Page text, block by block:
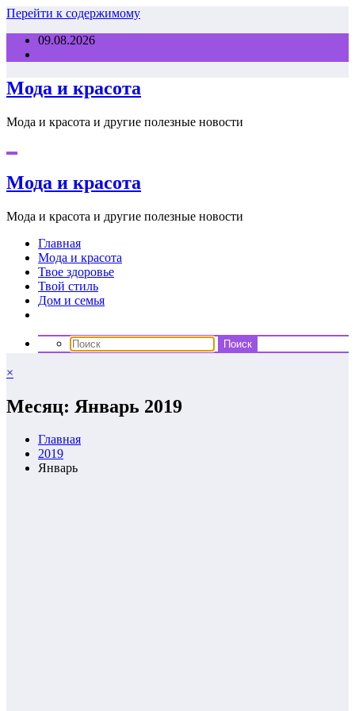
Перейти к содержимому
09.08.2026
Мода и красота
Мода и красота и другие полезные новости
Мода и красота
Мода и красота и другие полезные новости
Главная
Мода и красота
Твое здоровье
Твой стиль
Дом и семья
×
Месяц: Январь 2019
Главная
2019
Январь